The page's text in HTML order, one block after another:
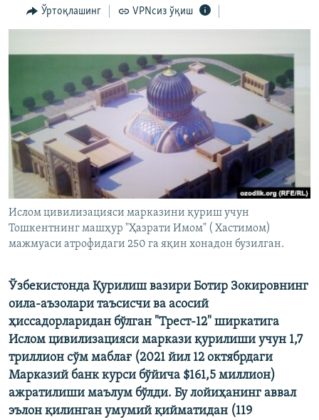
Озодлик бошқа тилларда
Ўртоқлашинг VPNсиз ўқиш
Ислом цивилизацияси марказини қуриш учун
Тошкентнинг машҳур "Ҳазрати Имом" ( Хастимом)
мажмуаси атрофидаги 250 га яқин хонадон бузилган.
Ўзбекистонда Қурилиш вазири Ботир Зокировнинг
оила-аъзолари таъсисчи ва асосий
ҳиссадорларидан бўлган "Трест-12" ширкатига
Ислом цивилизацияси маркази қурилиши учун 1,7
триллион сўм маблағ (2021 йил 12 октябрдаги
Марказий банк курси бўйича $161,5 миллион)
ажратилиши маълум бўлди. Бу лойиҳанинг аввал
эълон қилинган умумий қийматидан (119